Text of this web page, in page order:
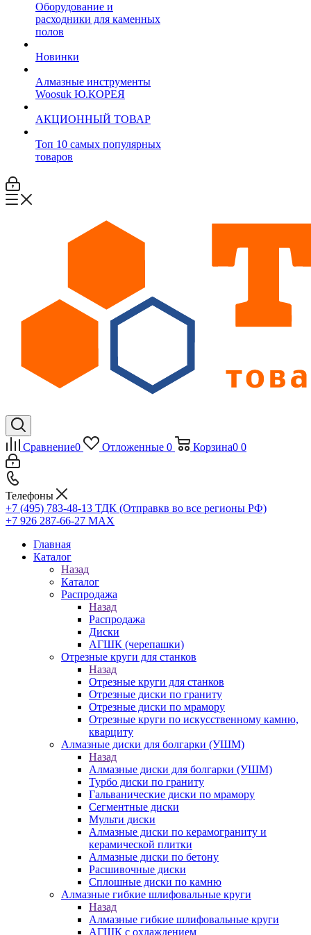
Оборудование и
расходники для каменных
полов
Новинки
Алмазные инструменты
Woosuk Ю.КОРЕЯ
АКЦИОННЫЙ ТОВАР
Топ 10 самых популярных
товаров
Сравнение0 Отложенные 0 Корзина0 0
Телефоны
+7 (495) 783-48-13 ТДК (Отправкв во все регионы РФ)
+7 926 287-66-27 МАХ
Главная
Каталог
Назад
Каталог
Распродажа
Назад
Распродажа
Диски
АГШК (черепашки)
Отрезные круги для станков
Назад
Отрезные круги для станков
Отрезные диски по граниту
Отрезные диски по мрамору
Отрезные круги по искусственному камню,
кварциту
Алмазные диски для болгарки (УШМ)
Назад
Алмазные диски для болгарки (УШМ)
Турбо диски по граниту
Гальванические диски по мрамору
Сегментные диски
Мульти диски
Алмазные диски по керамограниту и
керамической плитки
Алмазные диски по бетону
Расшивочные диски
Сплошные диски по камню
Алмазные гибкие шлифовальные круги
Назад
Алмазные гибкие шлифовальные круги
АГШК с охлаждением